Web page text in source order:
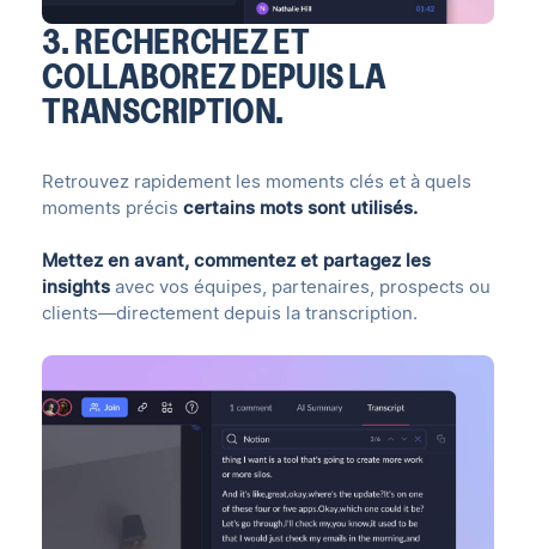
3. RECHERCHEZ ET
COLLABOREZ DEPUIS LA
TRANSCRIPTION.
Retrouvez rapidement les moments clés et à quels
moments précis certains mots sont utilisés.
Mettez en avant, commentez et partagez les
insights avec vos équipes, partenaires, prospects ou
clients—directement depuis la transcription.